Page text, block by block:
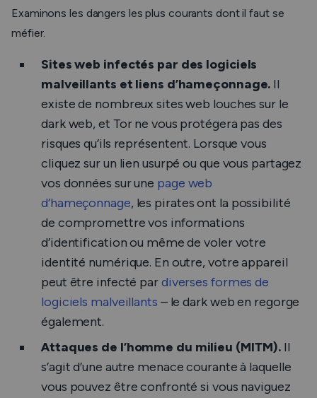
Examinons les dangers les plus courants dont il faut se
méfier.
Sites web infectés par des logiciels
malveillants et liens d’hameçonnage. Il
existe de nombreux sites web louches sur le
dark web, et Tor ne vous protégera pas des
risques qu’ils représentent. Lorsque vous
cliquez sur un lien usurpé ou que vous partagez
vos données sur une page web
d’hameçonnage, les pirates ont la possibilité
de compromettre vos informations
d’identification ou même de voler votre
identité numérique. En outre, votre appareil
peut être infecté pardiverses formes de
logiciels malveillants – le dark web en regorge
également.
Attaques de l’homme du milieu (MITM). Il
s’agit d’une autre menace courante à laquelle
vous pouvez être confronté si vous naviguez